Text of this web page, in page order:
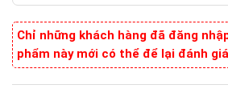
Chỉ những khách hàng đã đăng
phẩm này mới có thể để lại đánh